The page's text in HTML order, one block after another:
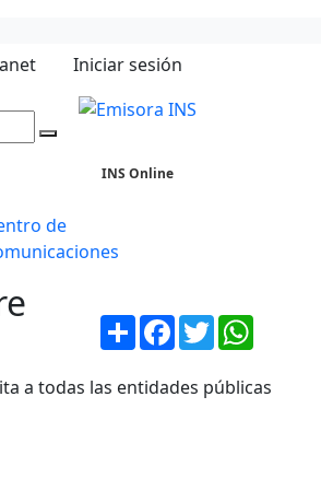
Iniciar sesión
INS Online
de
Compartir
Facebook
Twitter
a todas las entidades públicas